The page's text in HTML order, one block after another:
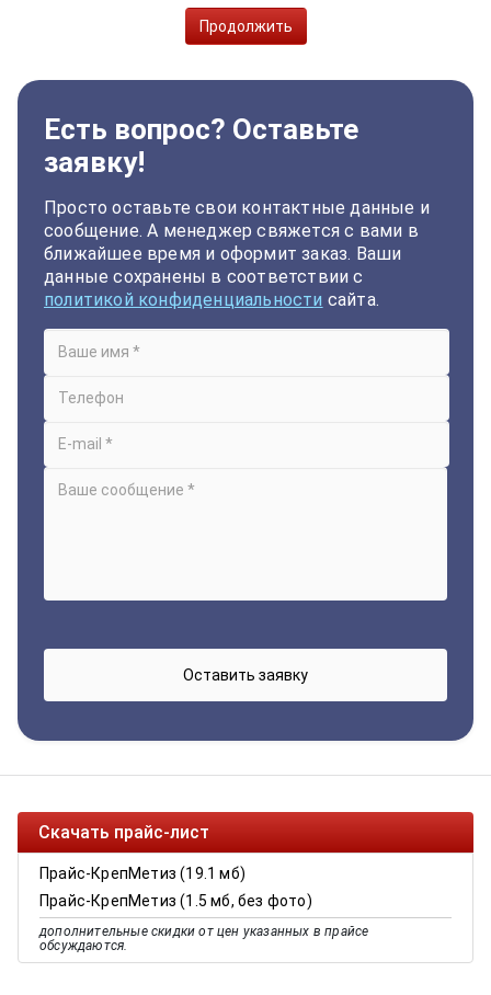
Продолжить
Есть вопрос? Оставьте
заявку!
Просто оставьте свои контактные данные и
сообщение. А менеджер свяжется с вами в
ближайшее время и оформит заказ. Ваши
данные сохранены в соответствии с
политикой конфиденциальности сайта.
Скачать прайс-лист
Прайс-КрепМетиз (19.1 мб)
Прайс-КрепМетиз (1.5 мб, без фото)
дополнительные скидки от цен указанных в прайсе
обсуждаются.